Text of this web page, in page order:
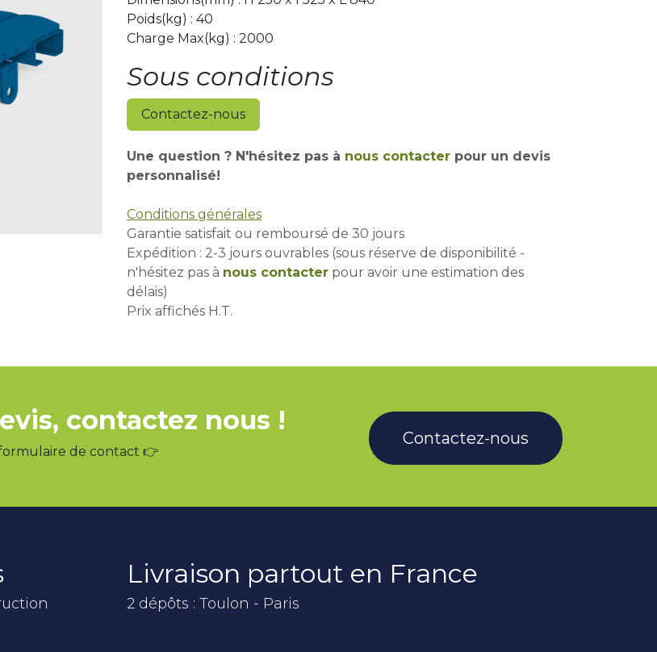
Poids(kg) : 40
Charge Max(kg) : 2000
Sous conditions
Contactez-nous
Une question ? N'hésitez pas à nous contacter pour un devis
personnalisé!
Conditions générales
Garantie satisfait ou remboursé de 30 jours
Expédition : 2-3 jours ouvrables (sous réserve de disponibilité -
n'hésitez pas à nous contacter pour avoir une estimation des
délais)
Prix affichés H.T.
contactez nous !
de contact 👉
Contactez-nous
Livraison partout en France
2 dépôts : Toulon - Paris